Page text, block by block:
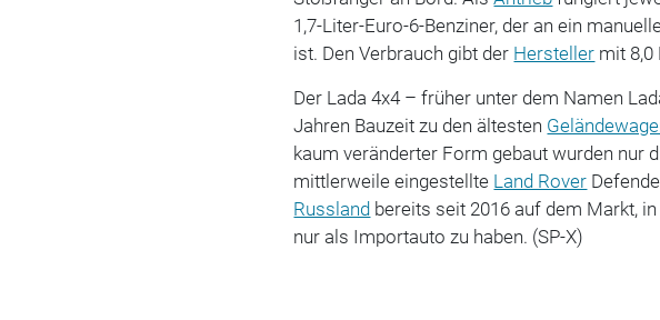
1,7-Liter-Euro-6-Benziner, der an ein
ist. Den Verbrauch gibt der Hersteller mit 8,0
Der Lada 4x4 – früher unter dem Namen
Jahren Bauzeit zu den ältesten
kaum veränderter Form gebaut wurden nur
mittlerweile eingestellte Land Rover
Russland bereits seit 2016 auf dem Markt,
nur als Importauto zu haben. (SP-X)